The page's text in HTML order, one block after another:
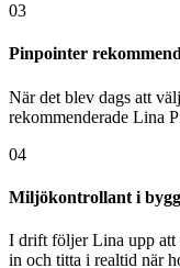
03
Pinpointer
När det blev dags att
rekommenderade Lina
04
Miljökontrollant i
I drift följer Lina upp att
in och titta i realtid när